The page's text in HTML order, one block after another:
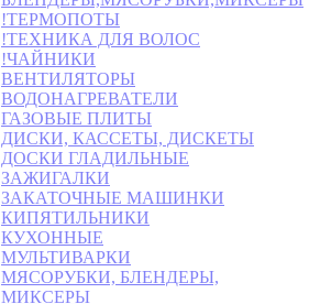
!ТЕРМОПОТЫ
!ТЕХНИКА ДЛЯ ВОЛОС
!ЧАЙНИКИ
ВЕНТИЛЯТОРЫ
ВОДОНАГРЕВАТЕЛИ
ГАЗОВЫЕ ПЛИТЫ
ДИСКИ, КАССЕТЫ, ДИСКЕТЫ
ДОСКИ ГЛАДИЛЬНЫЕ
ЗАЖИГАЛКИ
ЗАКАТОЧНЫЕ МАШИНКИ
КИПЯТИЛЬНИКИ
КУХОННЫЕ
МУЛЬТИВАРКИ
МЯСОРУБКИ, БЛЕНДЕРЫ,
МИКСЕРЫ